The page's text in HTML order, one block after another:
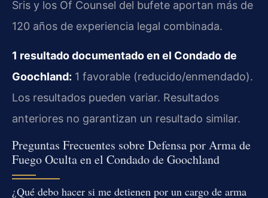
Sris y los Of Counsel del bufete aportan más de
120 años de experiencia legal combinada.
1 resultado documentado en el Condado de
Goochland: 1 favorable (reducido/enmendado).
Los resultados pueden variar. Resultados
anteriores no garantizan un resultado similar.
Preguntas Frecuentes sobre Defensa por Arma de
Fuego Oculta en el Condado de Goochland
¿Qué debo hacer si me detienen por un cargo de arma